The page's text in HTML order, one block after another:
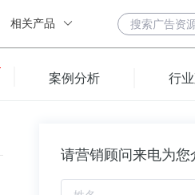
相关产品
案例分析 行
请营销顾问来电为您